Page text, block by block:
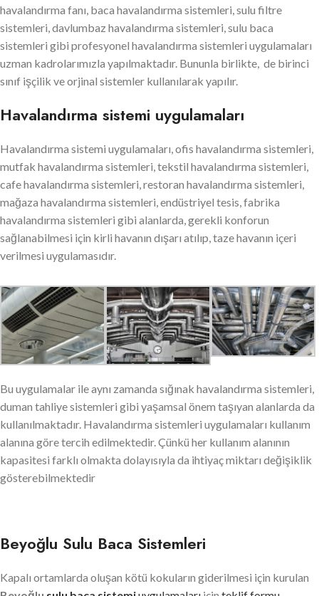
havalandırma fanı, baca havalandırma sistemleri, sulu filtre
sistemleri, davlumbaz havalandırma sistemleri, sulu baca
sistemleri gibi profesyonel havalandırma sistemleri uygulamaları
uzman kadrolarımızla yapılmaktadır. Bununla birlikte, de birinci
sınıf işçilik ve orjinal sistemler kullanılarak yapılır.
Havalandırma sistemi uygulamaları
Havalandırma sistemi uygulamaları, ofis havalandırma sistemleri,
mutfak havalandırma sistemleri, tekstil havalandırma sistemleri,
cafe havalandırma sistemleri, restoran havalandırma sistemleri,
mağaza havalandırma sistemleri, endüstriyel tesis, fabrika
havalandırma sistemleri gibi alanlarda, gerekli konforun
sağlanabilmesi için kirli havanın dışarı atılıp, taze havanın içeri
verilmesi uygulamasıdır.
Bu uygulamalar ile aynı zamanda sığınak havalandırma sistemleri,
duman tahliye sistemleri gibi yaşamsal önem taşıyan alanlarda da
kullanılmaktadır. Havalandırma sistemleri uygulamaları kullanım
alanına göre tercih edilmektedir. Çünkü her kullanım alanının
kapasitesi farklı olmakta dolayısıyla da ihtiyaç miktarı değişiklik
gösterebilmektedir
Beyoğlu Sulu Baca Sistemleri
Kapalı ortamlarda oluşan kötü kokuların giderilmesi için kurulan